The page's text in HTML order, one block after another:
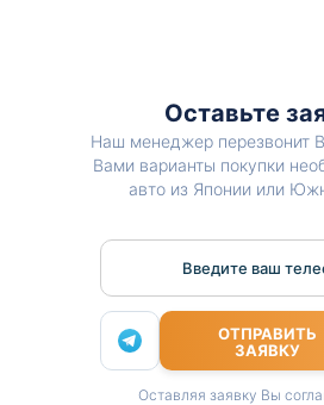
Оставьте
Наш менеджер перезвонит
Вами варианты покупки
авто из Японии или
Введите ваш
ОТПРАВИТЬ
ЗАЯВКУ
Оставляя заявку Вы